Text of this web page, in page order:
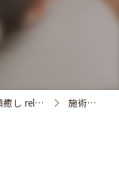
北海道すすきの周辺のヘッドスパなら美津の頭癒し relaxation and scalp care 施術の流れ